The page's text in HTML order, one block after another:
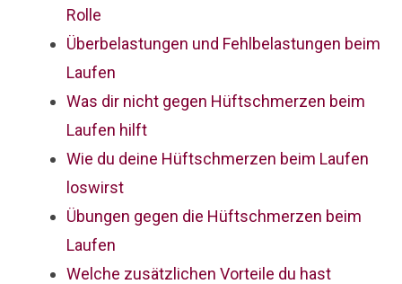
Rolle
Überbelastungen und Fehlbelastungen beim
Laufen
Was dir nicht gegen Hüftschmerzen beim
Laufen hilft
Wie du deine Hüftschmerzen beim Laufen
loswirst
Übungen gegen die Hüftschmerzen beim
Laufen
Welche zusätzlichen Vorteile du hast